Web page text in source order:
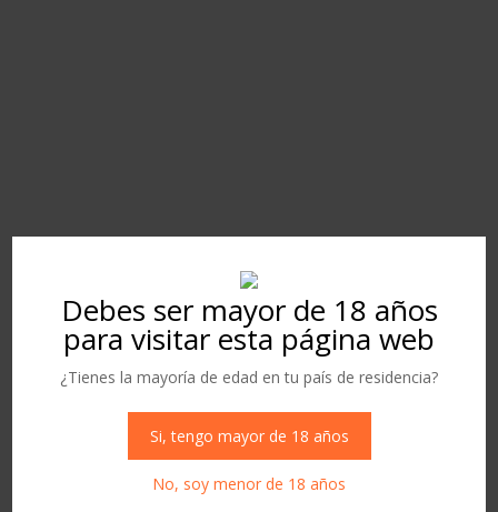
Debes ser mayor de 18 años
para visitar esta página web
¿Tienes la mayoría de edad en tu país de residencia?
Si, tengo mayor de 18 años
No, soy menor de 18 años
FORMULARIO DE
CONTACTO